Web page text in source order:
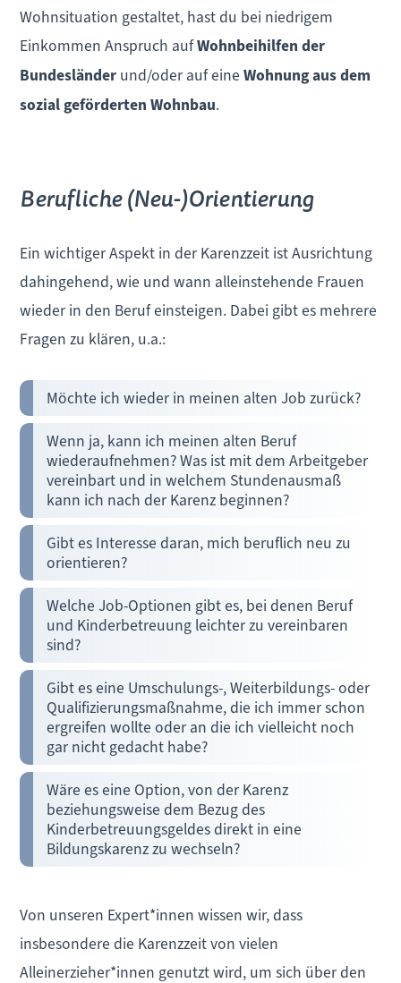
Wohnsituation gestaltet, hast du bei niedrigem
Einkommen Anspruch aufWohnbeihilfen der
Bundesländer und/oder auf eineWohnung aus dem
sozial geförderten Wohnbau.
Berufliche (Neu-)Orientierung
Ein wichtiger Aspekt in der Karenzzeit ist Ausrichtung
dahingehend, wie und wann alleinstehende Frauen
wieder in den Beruf einsteigen. Dabei gibt es mehrere
Fragen zu klären, u.a.:
Möchte ich wieder in meinen alten Job zurück?
Wenn ja, kann ich meinen alten Beruf
wiederaufnehmen? Was ist mit dem Arbeitgeber
vereinbart und in welchem Stundenausmaß
kann ich nach der Karenz beginnen?
Gibt es Interesse daran, mich beruflich neu zu
orientieren?
Welche Job-Optionen gibt es, bei denen Beruf
und Kinderbetreuung leichter zu vereinbaren
sind?
Gibt es eine Umschulungs-, Weiterbildungs- oder
Qualifizierungsmaßnahme, die ich immer schon
ergreifen wollte oder an die ich vielleicht noch
gar nicht gedacht habe?
Wäre es eine Option, von der Karenz
beziehungsweise dem Bezug des
Kinderbetreuungsgeldes direkt in eine
Bildungskarenz zu wechseln?
Von unseren Expert*innen wissen wir, dass
insbesondere die Karenzzeit von vielen
Alleinerzieher*innen genutzt wird, um sich über den